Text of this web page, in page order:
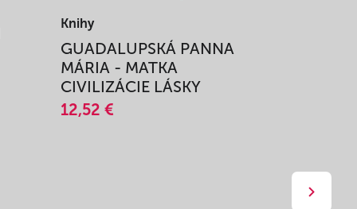
Knihy
GUADALUPSKÁ PANNA
MÁRIA - MATKA
CIVILIZÁCIE LÁSKY
12,52 €